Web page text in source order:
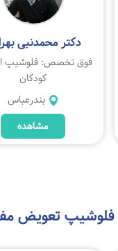
دکتر محمدنبی
فوق تخصص: فلوشیپ
کودکان
بندرعباس
مشاهده
فلوشیپ تعویض